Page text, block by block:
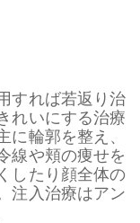
すれば若返り治
れいにする治療
に輪郭を整え、
線や頬の痩せを
したり顔全体の
注入治療はアン